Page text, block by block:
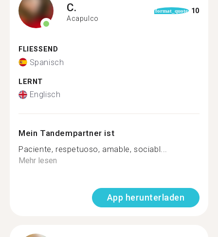
C.
Acapulco
format_quote 10
FLIESSEND
Spanisch
LERNT
Englisch
Mein Tandempartner ist
Paciente, respetuoso, amable, sociabl...
Mehr lesen
App herunterladen